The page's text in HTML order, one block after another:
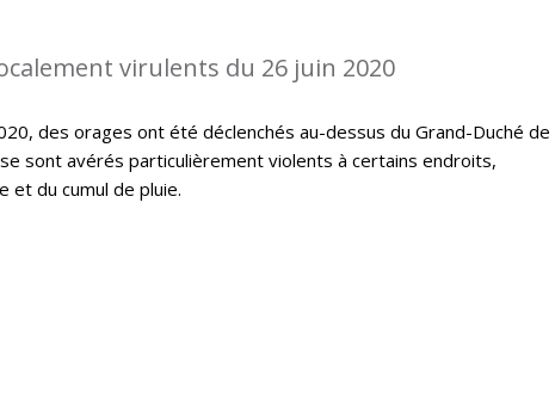
virulents du 26 juin 2020
des orages ont été déclenchés au-dessus du Grand-Duché de
sont avérés particulièrement violents à certains endroits,
et du cumul de pluie.